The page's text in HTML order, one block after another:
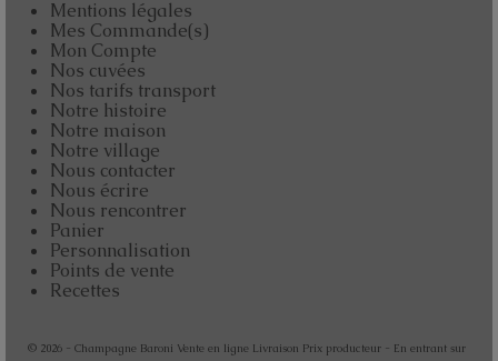
Mentions légales
Mes Commande(s)
Mon Compte
Nos cuvées
Nos tarifs transport
Notre histoire
Notre maison
Notre village
Nous contacter
Nous écrire
Nous rencontrer
Panier
Personnalisation
Points de vente
Recettes
© 2026 - Champagne Baroni Vente en ligne Livraison Prix producteur - En entrant sur